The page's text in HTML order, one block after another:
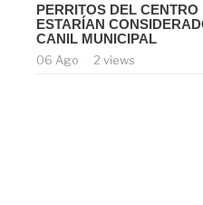
PERRITOS DEL CENTRO
ESTARÍAN
CANIL MUNICIPAL
06 Ago 2 views